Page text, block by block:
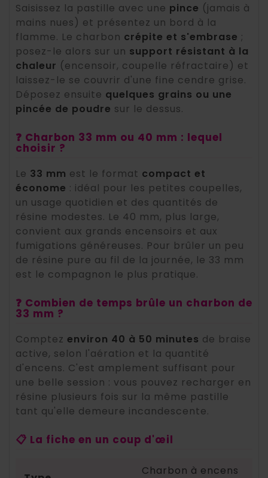
Saisissez la pastille avec une pince (jamais à
mains nues) et présentez un bord à la
flamme. Le charbon crépite et s'embrase ;
posez-le alors sur un support résistant à la
chaleur (encensoir, coupelle réfractaire) et
laissez-le se couvrir d'une fine cendre grise.
Déposez ensuite quelques grains ou une
pincée de poudre sur le dessus.
❓ Charbon 33 mm ou 40 mm : lequel
choisir ?
Le 33 mm est le format compact et
économe : idéal pour les petites coupelles,
un usage quotidien et des quantités de
résine modestes. Le 40 mm, plus large,
convient aux grands encensoirs et aux
fumigations généreuses. Pour brûler un peu
de résine pure au fil de la journée, le 33 mm
est le compagnon le plus pratique.
❓ Combien de temps brûle un charbon de
33 mm ?
Comptez environ 40 à 50 minutes de braise
active, selon l'aération et la quantité
d'encens. C'est amplement suffisant pour
une belle session : vous pouvez recharger en
résine plusieurs fois sur la même pastille
tant qu'elle demeure incandescente.
📋 La fiche en un coup d'œil
Charbon à encens